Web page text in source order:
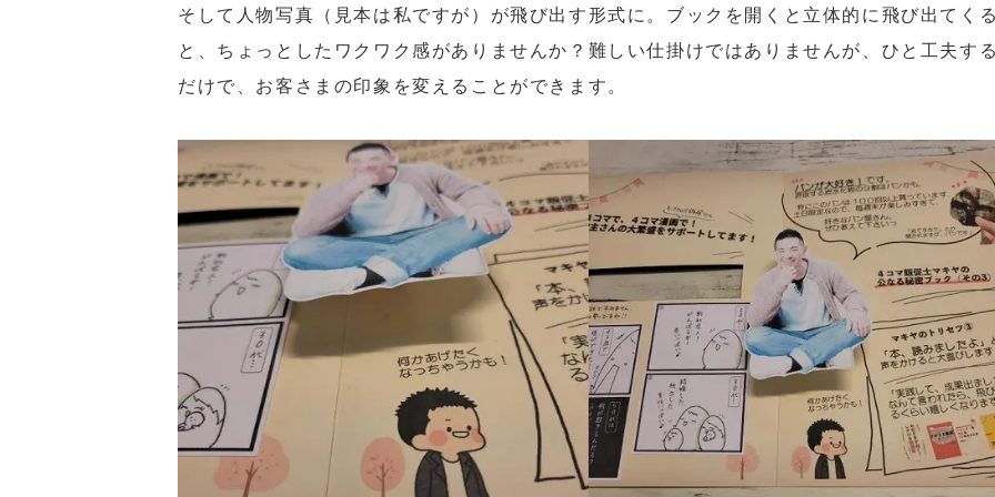
そして人物写真（見本は私ですが）が飛び出す形式に。ブックを開くと立体的に飛び出てく
と、ちょっとしたワクワク感がありませんか？難しい仕掛けではありませんが、ひと工夫す
だけで、お客さまの印象を変えることができます。